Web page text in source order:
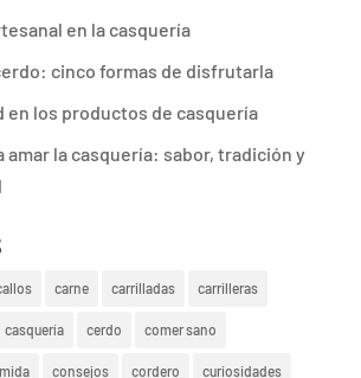
en la casquería
cinco formas de disfrutarla
en los productos de casquería
amar la casquería: sabor, tradición y
carne carrilladas carrilleras
casquería cerdo comer sano
consejos cordero curiosidades